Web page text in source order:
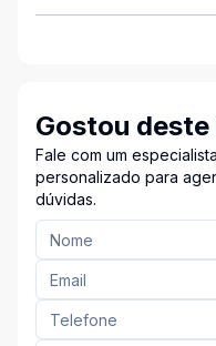
Gostou deste
Fale com um
personalizado para
dúvidas.